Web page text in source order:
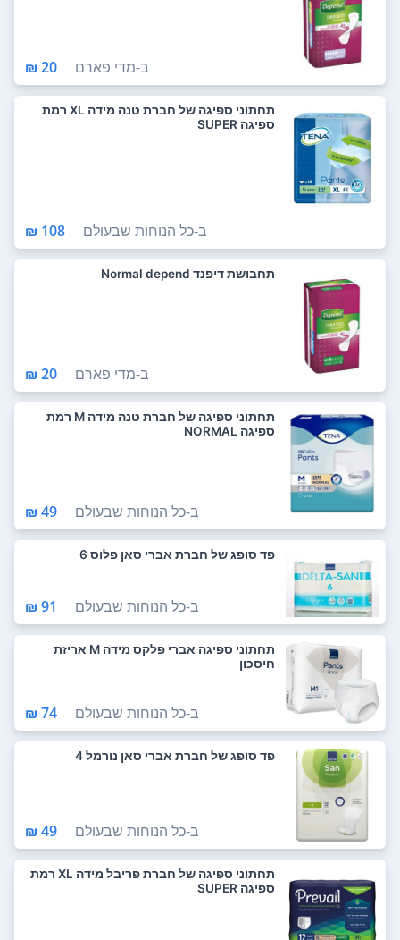
ב-מדי פארם 20 ₪
תחתוני ספיגה של חברת טנה מידה XL רמת
ספיגה SUPER
ב-כל הנוחות שבעולם 108 ₪
תחבושת דיפנד Normal depend
ב-מדי פארם 20 ₪
תחתוני ספיגה של חברת טנה מידה M רמת
ספיגה NORMAL
ב-כל הנוחות שבעולם 49 ₪
פד סופג של חברת אברי סאן פלוס 6
ב-כל הנוחות שבעולם 91 ₪
תחתוני ספיגה אברי פלקס מידה M אריזת
חיסכון
ב-כל הנוחות שבעולם 74 ₪
פד סופג של חברת אברי סאן נורמל 4
ב-כל הנוחות שבעולם 49 ₪
תחתוני ספיגה של חברת פריבל מידה XL רמת
ספיגה SUPER